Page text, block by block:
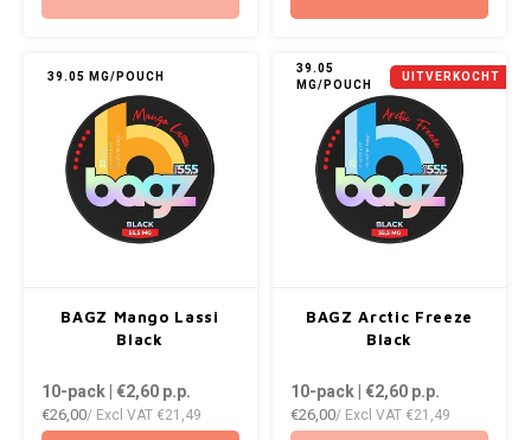
WHITE GOLD
39.05 MG/POUCH
BAGZ Mango Lassi
Black
10-pack | €2,60p.p.
€26,00/ Excl VAT €21,49
39.05
MG/POUCH
UITVERKOCHT
BAGZ Arctic Freeze
Black
10-pack | €2,60p.p.
€26,00/ Excl VAT €21,49